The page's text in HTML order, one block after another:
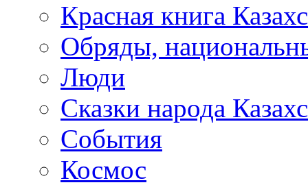
Красная книга
Обряды,
Люди
Сказки народа
События
Космос